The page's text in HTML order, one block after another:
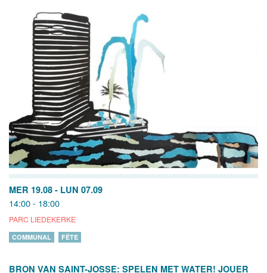
MER 19.08 - LUN 07.09
14:00 - 18:00
PARC LIEDEKERKE
COMMUNAL FÊTE
BRON VAN SAINT-JOSSE: SPELEN MET WATER! JOUER